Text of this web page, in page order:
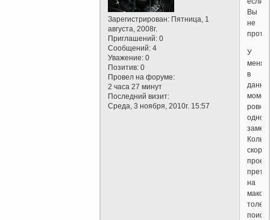
Зарегистрирован: Пятница, 1
августа, 2008г.
Приглашений: 0
Сообщений: 4
Уважение: 0
Позитив: 0
Провел на форуме:
2 часа 27 минут
Последний визит:
Среда, 3 ноября, 2010г. 15:57
Вы
не
У
меня
в
ровно
одно
Коль
скоро
проект
на
поиск